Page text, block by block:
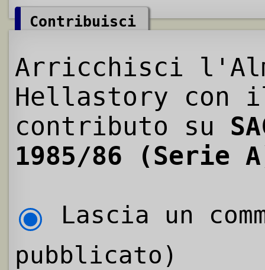
Contribuisci
Arricchisci
Hellastory con
contributo su
1985/86 (Serie
Lascia un
pubblicato)